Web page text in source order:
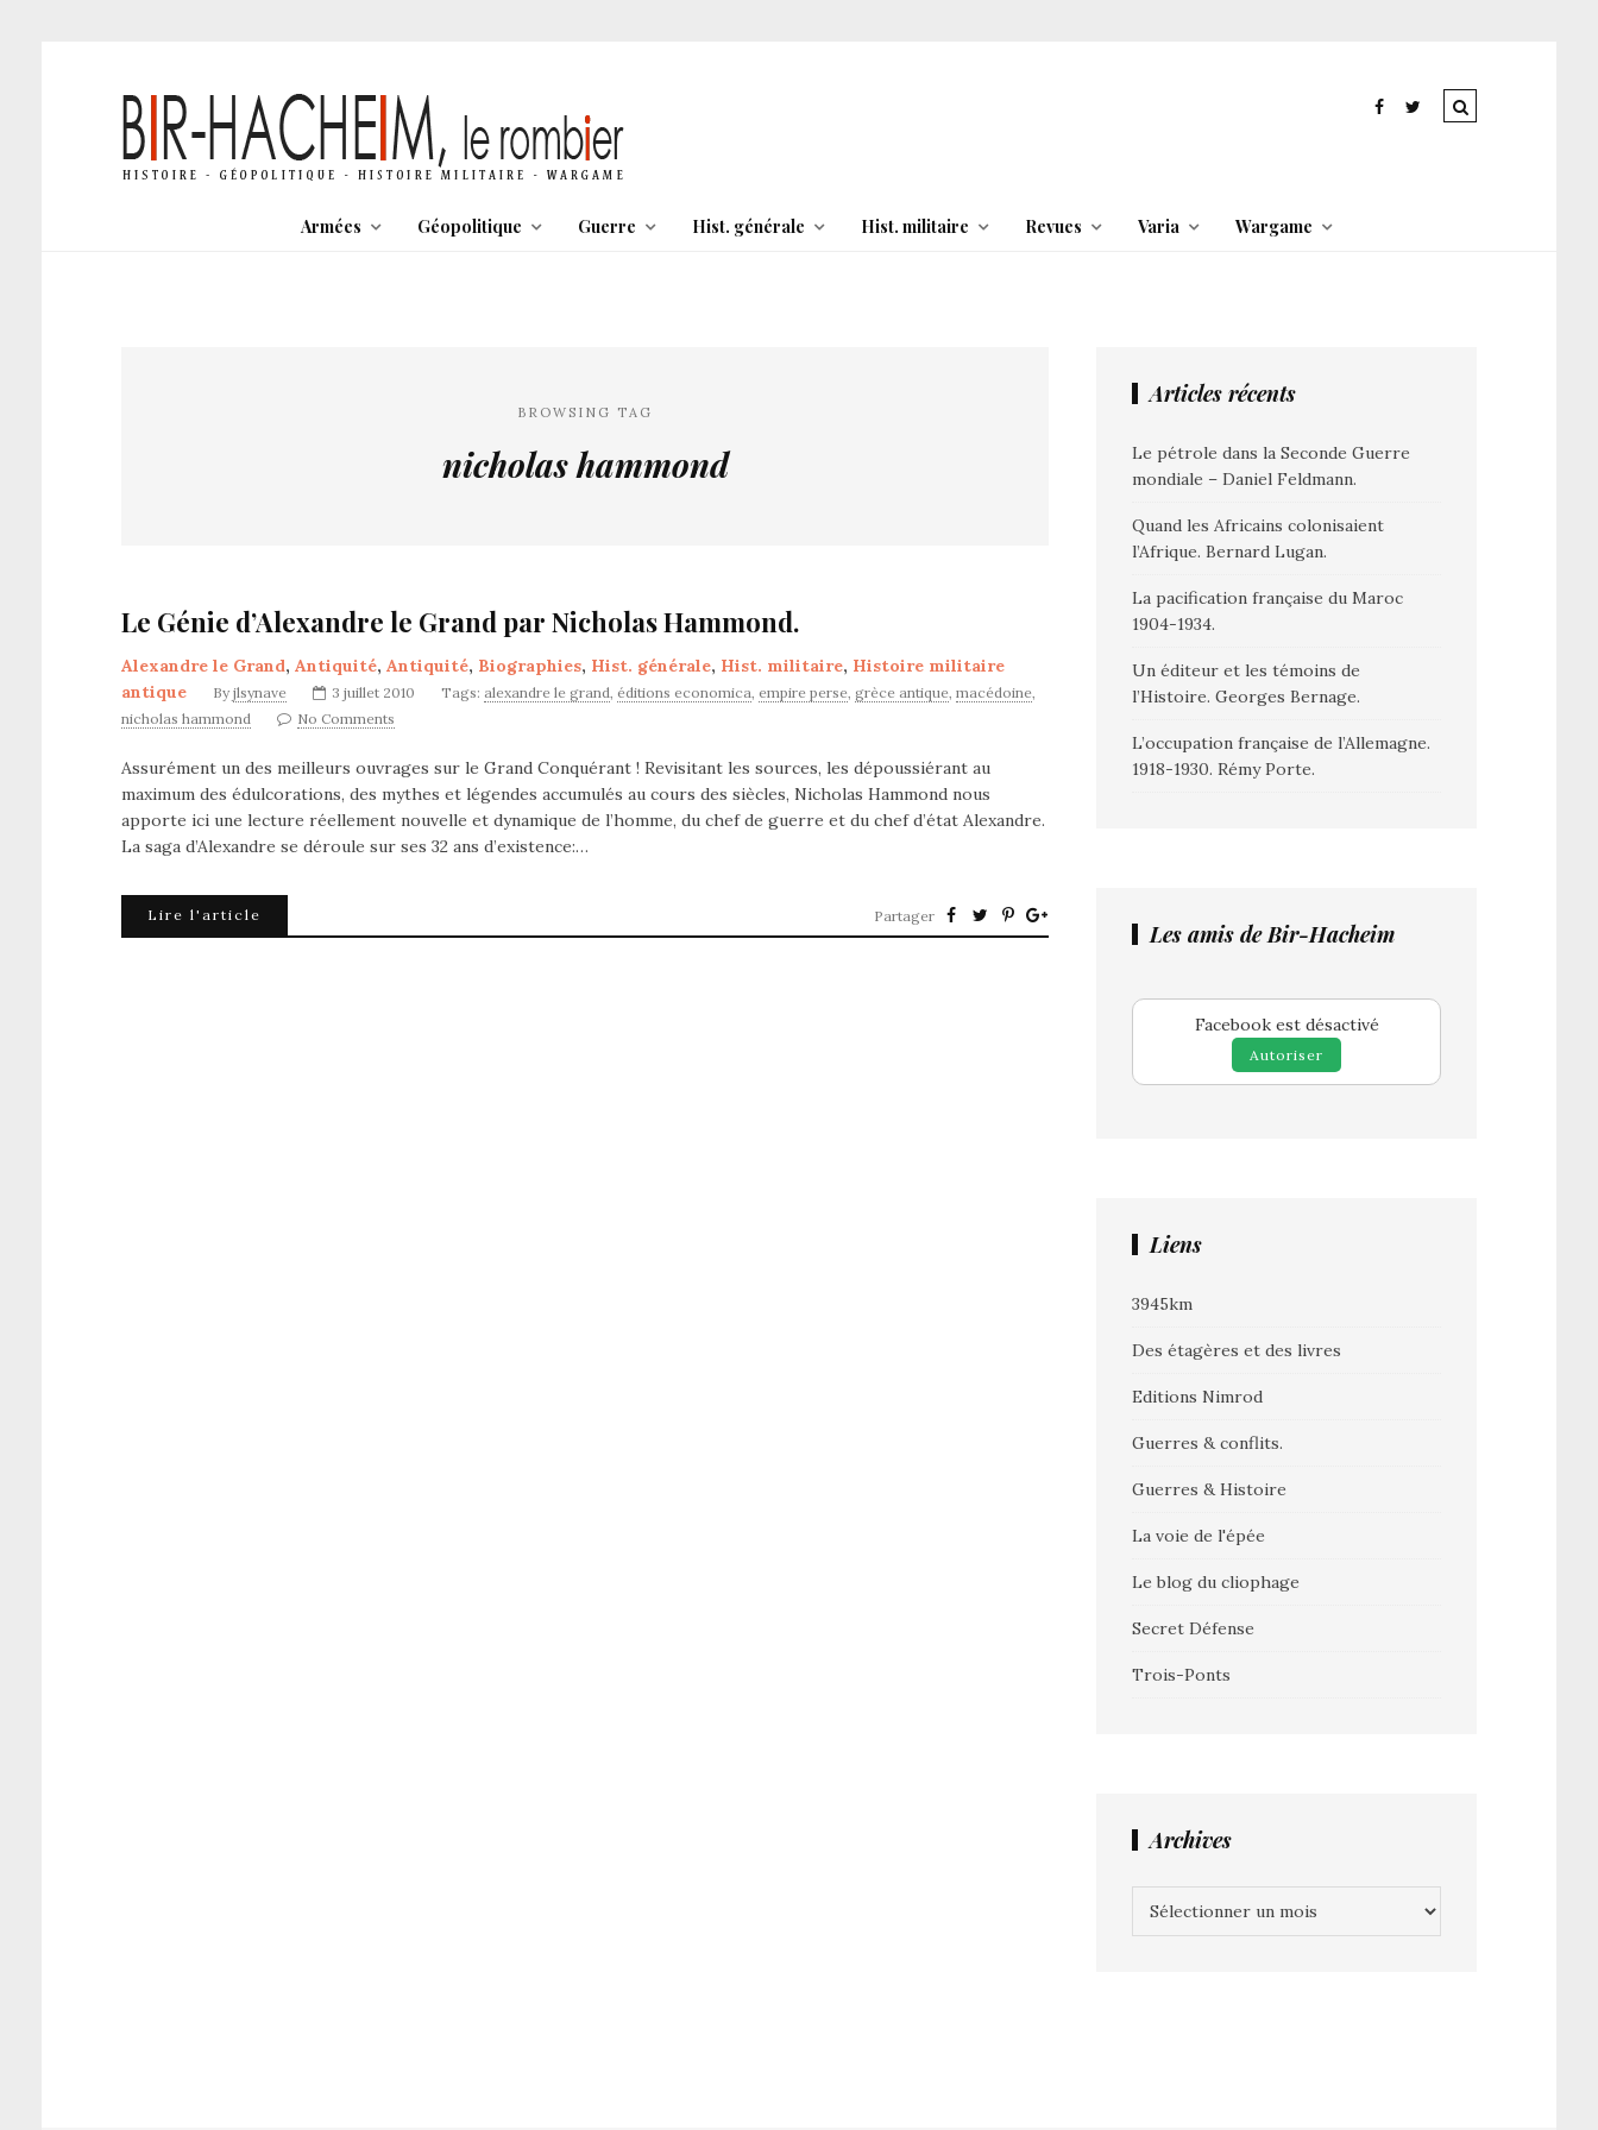
Armées Géopolitique Guerre Hist. générale Hist. militaire Revues Varia Wargame
BROWSING TAG
nicholas hammond
Le Génie d’Alexandre le Grand par Nicholas Hammond.
Alexandre le Grand, Antiquité, Antiquité, Biographies, Hist. générale, Hist. militaire, Histoire militaire
antique
By jlsynave 3 juillet 2010 Tags: alexandre le grand, éditions economica, empire perse, grèce antique, macédoine,
nicholas hammond
No Comments
Assurément un des meilleurs ouvrages sur le Grand Conquérant ! Revisitant les sources, les dépoussiérant au
maximum des édulcorations, des mythes et légendes accumulés au cours des siècles, Nicholas Hammond nous
apporte ici une lecture réellement nouvelle et dynamique de l’homme, du chef de guerre et du chef d’état Alexandre.
La saga d’Alexandre se déroule sur ses 32 ans d’existence:…
Lire l'article Partager
Articles récents
Le pétrole dans la Seconde Guerre
mondiale – Daniel Feldmann.
Quand les Africains colonisaient
l’Afrique. Bernard Lugan.
La pacification française du Maroc
1904-1934.
Un éditeur et les témoins de
l’Histoire. Georges Bernage.
L’occupation française de l’Allemagne.
1918-1930. Rémy Porte.
Les amis de Bir-Hacheim
Facebook est désactivé
Autoriser
Liens
3945km
Des étagères et des livres
Editions Nimrod
Guerres & conflits.
Guerres & Histoire
La voie de l'épée
Le blog du cliophage
Secret Défense
Trois-Ponts
Archives